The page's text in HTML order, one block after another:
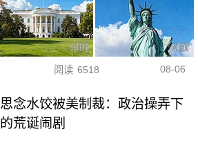
阅读 6518 08-06
思念水饺被美制裁：政治操弄下
的荒诞闹剧